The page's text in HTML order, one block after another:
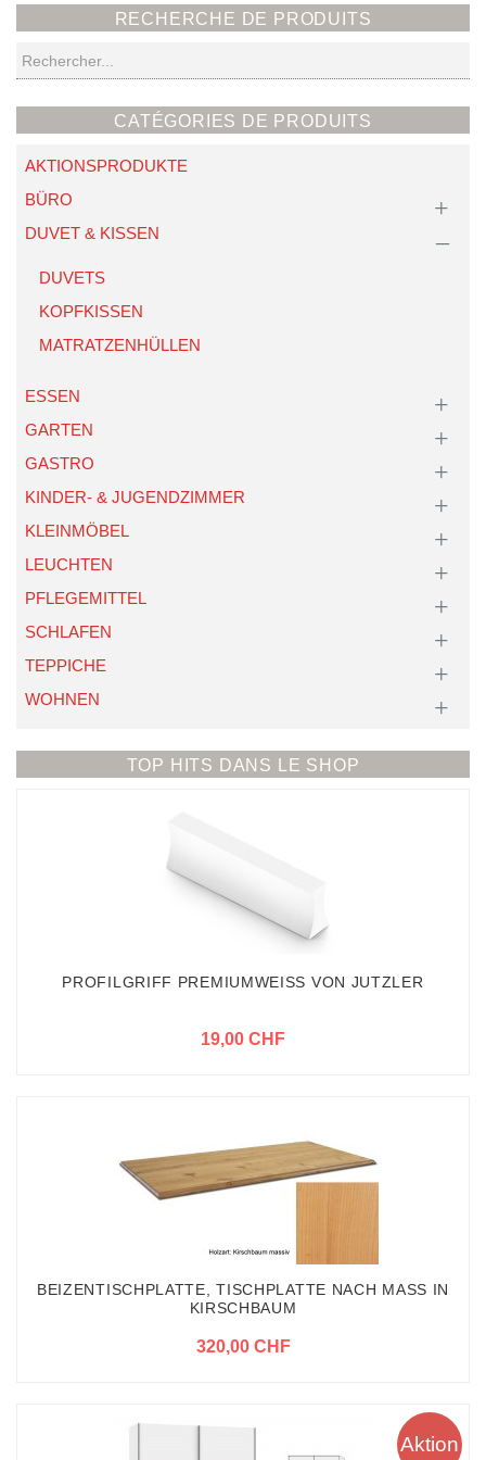
RECHERCHE DE PRODUITS
Recherche
CATÉGORIES DE PRODUITS
AKTIONSPRODUKTE
BÜRO
DUVET & KISSEN
DUVETS
KOPFKISSEN
MATRATZENHÜLLEN
ESSEN
GARTEN
GASTRO
KINDER- & JUGENDZIMMER
KLEINMÖBEL
LEUCHTEN
PFLEGEMITTEL
SCHLAFEN
TEPPICHE
WOHNEN
TOP HITS DANS LE SHOP
PROFILGRIFF PREMIUMWEISS VON JUTZLER
19,00 CHF
BEIZENTISCHPLATTE, TISCHPLATTE NACH MASS IN
KIRSCHBAUM
320,00 CHF
Aktion